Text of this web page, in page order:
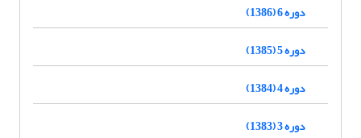
دوره 6 (1386)
دوره 5 (1385)
دوره 4 (1384)
دوره 3 (1383)